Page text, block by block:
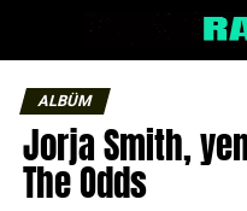
ALBÜM
Jorja Smith,
The Odds